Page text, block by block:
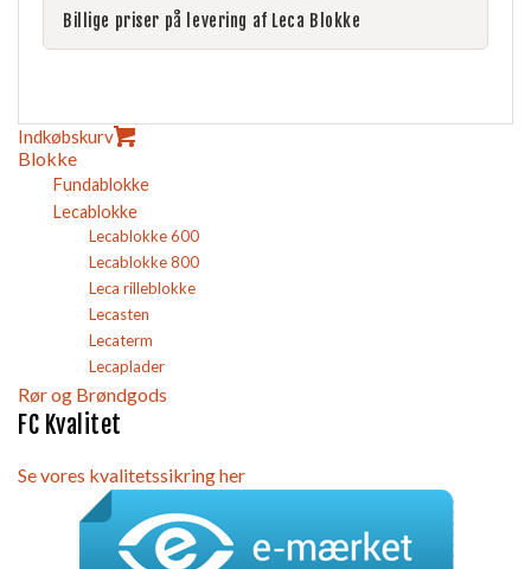
Billige priser på levering af Leca Blokke
Indkøbskurv
Blokke
Fundablokke
Lecablokke
Lecablokke 600
Lecablokke 800
Leca rilleblokke
Lecasten
Lecaterm
Lecaplader
Rør og Brøndgods
FC Kvalitet
Se vores kvalitetssikring her